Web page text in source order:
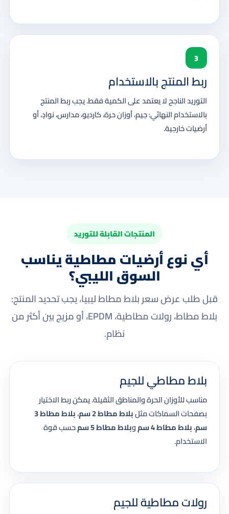
3
ربط المنتج بالاستخدام
التوريد الناجح لا يعتمد على الكمية فقط. يجب ربط المنتج
بالاستخدام النهائي: جيم، أوزان حرة، كارديو، مدارس، نوادٍ، أو
أرضيات خارجية.
المنتجات القابلة للتوريد
أي نوع أرضيات مطاطية يناسب
السوق الليبي؟
قبل طلب عرض سعر بلاط مطاط ليبيا، يجب تحديد المنتج:
بلاط مطاط، رولات مطاطية، EPDM، أو مزيج بين أكثر من
نظام.
بلاط مطاطي للجيم
مناسب للأوزان الحرة والمناطق الثقيلة. يمكن ربط الاختيار
بصفحات السماكات مثلبلاط مطاط 2 سم ،
بلاط مطاط 3
سم،بلاط مطاط 4 سم وبلاط مطاط 5 سم
حسب قوة
الاستخدام.
رولات مطاطية للجيم